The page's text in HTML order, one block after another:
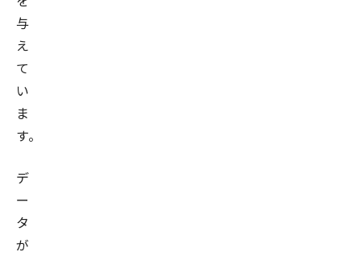
与
え
て
い
ま
す。
デ
ー
タ
が